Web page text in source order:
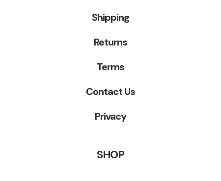
Shipping
Returns
Terms
Contact Us
Privacy
SHOP